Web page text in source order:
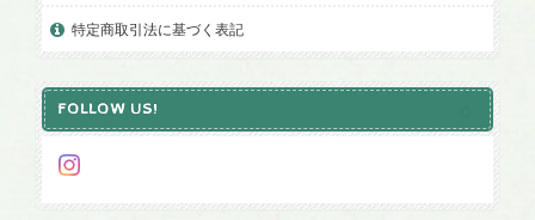
特定商取引法に基づく表記
FOLLOW US!